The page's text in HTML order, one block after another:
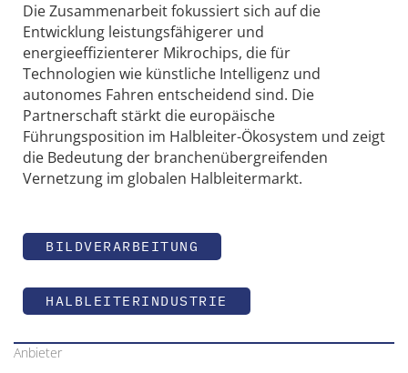
Die Zusammenarbeit fokussiert sich auf die
Entwicklung leistungsfähigerer und
energieeffizienterer Mikrochips, die für
Technologien wie künstliche Intelligenz und
autonomes Fahren entscheidend sind. Die
Partnerschaft stärkt die europäische
Führungsposition im Halbleiter-Ökosystem und zeigt
die Bedeutung der branchenübergreifenden
Vernetzung im globalen Halbleitermarkt.
BILDVERARBEITUNG
HALBLEITERINDUSTRIE
Anbieter